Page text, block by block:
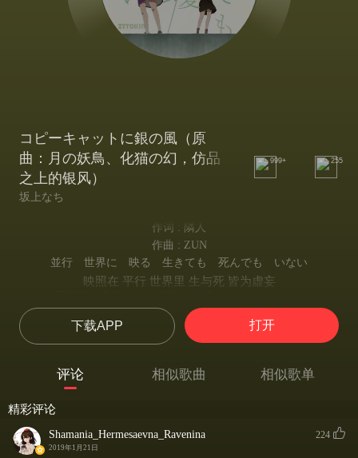
コピーキャットに銀の風（原
曲：月の妖鳥、化猫の幻，仿品
之上的银风）
坂上なち
999+ 255
作词 : 隣人
作曲 : ZUN
並行 世界に 映る 生きても 死んでも いない
映照在 平行 世界里 生与死 皆为虚妄
可能性 因去向未来的温度 正将 冻结成冰
自分が 自分じゃなくなって
就这样迷失了自我
消失了的 世界线
遥か彼方 探してばかりの星
遥远的彼方 一直在寻找的那颗星
下载APP 打开
评论 相似歌曲 相似歌单
精彩评论
Shamania_Hermesaevna_Ravenina
2019年1月21日
224